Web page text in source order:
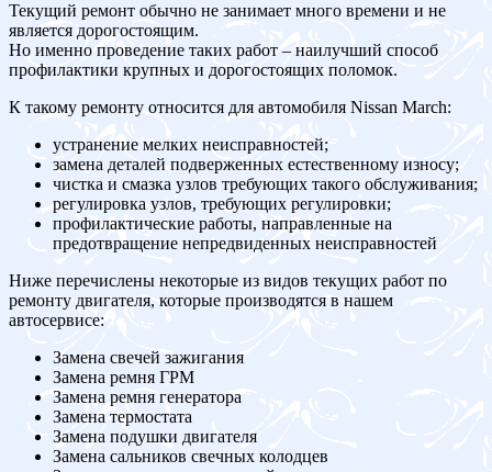
Текущий ремонт обычно не занимает много времени и не
является дорогостоящим.
Но именно проведение таких работ – наилучший способ
профилактики крупных и дорогостоящих поломок.
К такому ремонту относится для автомобиля Nissan March:
устранение мелких неисправностей;
замена деталей подверженных естественному износу;
чистка и смазка узлов требующих такого обслуживания;
регулировка узлов, требующих регулировки;
профилактические работы, направленные на
предотвращение непредвиденных неисправностей
Ниже перечислены некоторые из видов текущих работ по
ремонту двигателя, которые производятся в нашем
автосервисе:
Замена свечей зажигания
Замена ремня ГРМ
Замена ремня генератора
Замена термостата
Замена подушки двигателя
Замена сальников свечных колодцев